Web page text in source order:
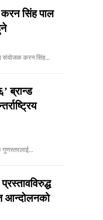
करन सिंह पाल
संयोजक करन सिंह...
ब्रान्ड
गुणस्तरलाई...
आन्दोलनको